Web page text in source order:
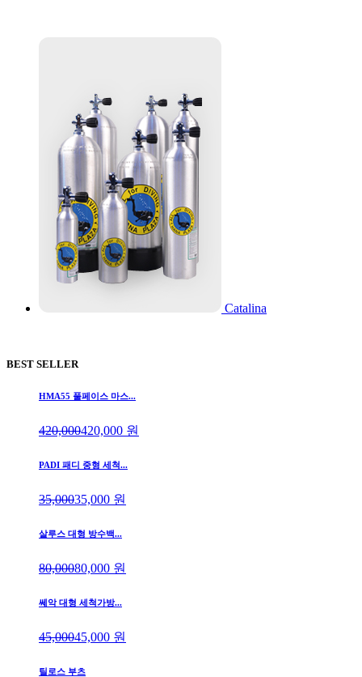
Catalina
BEST SELLER
HMA55 풀페이스 마스...
420,000420,000 원
PADI 패디 중형 세척...
35,00035,000 원
살루스 대형 방수백...
80,00080,000 원
쎄악 대형 세척가방...
45,00045,000 원
틸로스 부츠